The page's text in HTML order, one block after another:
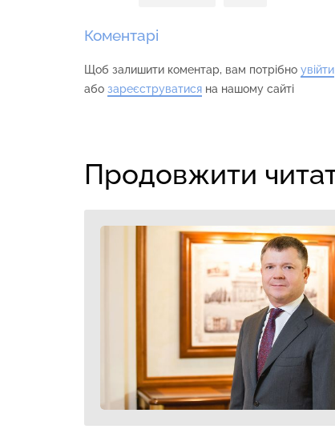
Коментарі
Щоб залишити коментар, вам потрібно увійти
або зареєструватисяна нашому сайті
Продовжити